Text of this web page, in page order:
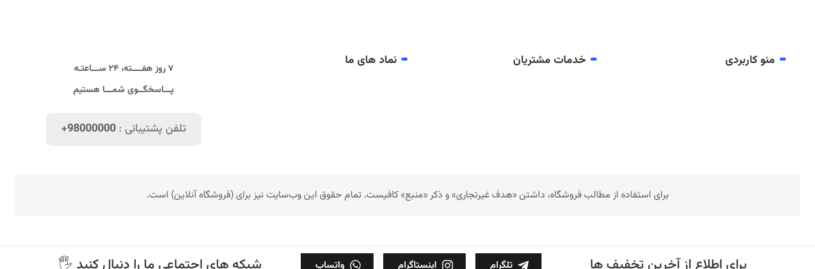
منو کاربردی خدمات مشتریان نماد های ما
۷ روز هفــــته، ۲۴ ســـاعتـه
پـــاسخگــوی شمـــا هستیم
تلفن پشتیبانی : +98000000
برای استفاده از مطالب فروشگاه، داشتن «هدف غیرتجاری» و ذکر «منبع» کافیست. تمام حقوق اين وب‌سايت نیز برای (فروشگاه آنلاین) است.
تلگرام اینستاگرام واتساپ